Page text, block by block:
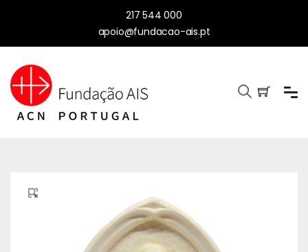
217 544 000
apoio@fundacao-ais.pt
🔍